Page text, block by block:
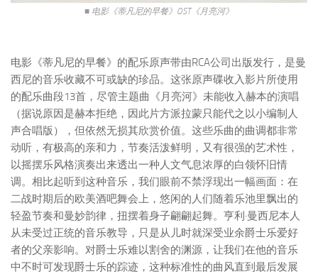
■ 电影《蒂凡尼的早餐》OST《月亮河》
电影《蒂凡尼的早餐》的配乐原声带由RCA公司出版发行，是曼
西尼的音乐收藏不可或缺的珍品。这张原声碟收入影片所使用
的配乐曲段13首，尽管主题曲《月亮河》未能收入赫本的演唱
（据说原因是赫本拒绝，因此片方派拉蒙只能代之以小编制人
声合唱版），但依然无损其欣赏价值。这些乐曲的曲调都非常
动听，有极高的亲和力，节奏活泼鲜明，又有很强的艺术性，
以摇摆乐风格演奏出来透出一种人文气息浓厚的白领怀旧情
调。相比起听到这种音乐，我们眼前不禁浮现出一幅画面：在
二战时期后的欧美酒吧舞会上，悠闲的人们随着乐池里飘出的
轻盈节奏和曼妙韵律，扭摆着身子翩翩起舞。亨利·曼西尼本人
从未受过正统的音乐教导，只是从儿时就深受业余爵士乐爱好
者的父亲影响。对爵士乐难以割舍的渊源，让我们在他的音乐
中不时可发现爵士乐的踪迹，这种标准性的曲风直到最后发展